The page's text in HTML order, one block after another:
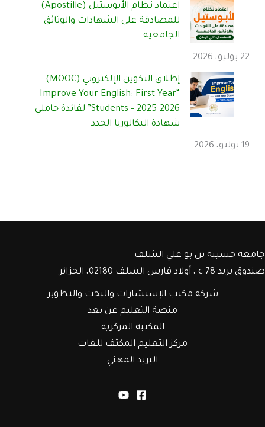
اعتماد نظام الأبوستيل (Apostille)
للمصادقة على الشهادات والوثائق
الجامعية
22 يوليو، 2026
إطلاق التكوين الإلكتروني (MOOC)
“Improve Your English: First Year
Students – 2025-2026” لفائدة حاملي
شهادة البكالوريا الجدد
19 يوليو، 2026
جامعة حسيبة بن بو علي الشلف
صندوق بريد c 78 ، أولاد فارس الشلف 02180، الجزائر
شركة مكتب الإستشارات والبحث والتطوير
منصة التعليم عن بعد
المكتبة المركزية
مركز التعليم المكثف للغات
البريد المهني